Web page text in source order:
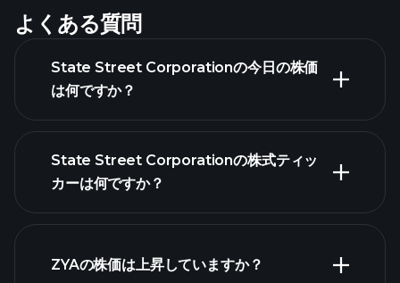
よくある質問
State Street Corporationの今日の株価
は何ですか？
詳細チャート
State Street Corporationの株式ティッ
カーは何ですか？
ZYAの株価は上昇していますか？